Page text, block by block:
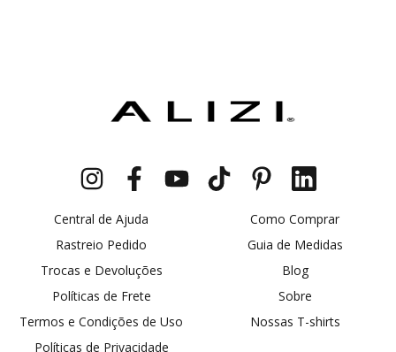
Central de Ajuda
Rastreio Pedido
Trocas e Devoluções
Políticas de Frete
Termos e Condições de Uso
Políticas de Privacidade
Como Comprar
Guia de Medidas
Blog
Sobre
Nossas T-shirts